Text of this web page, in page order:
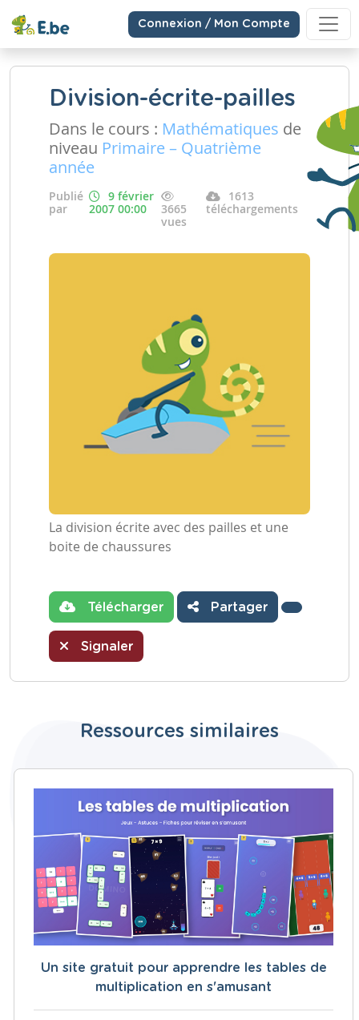
Connexion / Mon Compte
Division-écrite-pailles
Dans le cours : Mathématiques de
niveau Primaire – Quatrième
année
Publié
par
9 février
2007 00:00
3665
vues
1613
téléchargements
La division écrite avec des pailles et une
boite de chaussures
Télécharger Partager
Signaler
Ressources similaires
Un site gratuit pour apprendre les tables de
multiplication en s'amusant